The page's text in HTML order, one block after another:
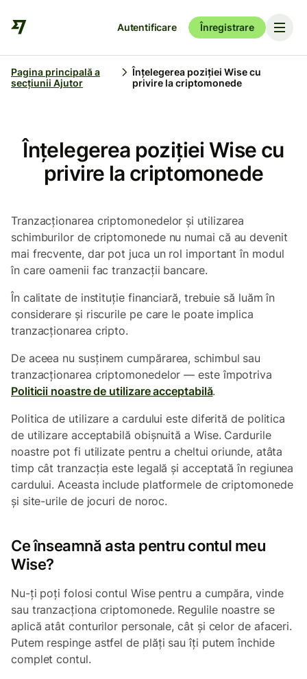
Autentificare Înregistrare
Pagina principală a
secțiunii Ajutor
Înțelegerea poziției Wise cu
privire la criptomonede
Înțelegerea poziției Wise cu
privire la criptomonede
Tranzacționarea criptomonedelor și utilizarea
schimburilor de criptomonede nu numai că au devenit
mai frecvente, dar pot juca un rol important în modul
în care oamenii fac tranzacții bancare.
În calitate de instituție financiară, trebuie să luăm în
considerare și riscurile pe care le poate implica
tranzacționarea cripto.
De aceea nu susținem cumpărarea, schimbul sau
tranzacționarea criptomonedelor — este împotriva
Politicii noastre de utilizare acceptabilă.
Politica de utilizare a cardului este diferită de politica
de utilizare acceptabilă obișnuită a Wise. Cardurile
noastre pot fi utilizate pentru a cheltui oriunde, atâta
timp cât tranzacția este legală și acceptată în regiunea
cardului. Aceasta include platformele de criptomonede
și site-urile de jocuri de noroc.
Ce înseamnă asta pentru contul meu
Wise?
Nu-ți poți folosi contul Wise pentru a cumpăra, vinde
sau tranzacționa criptomonede. Regulile noastre se
aplică atât conturilor personale, cât și celor de afaceri.
Putem respinge astfel de plăți sau îți putem închide
complet contul.